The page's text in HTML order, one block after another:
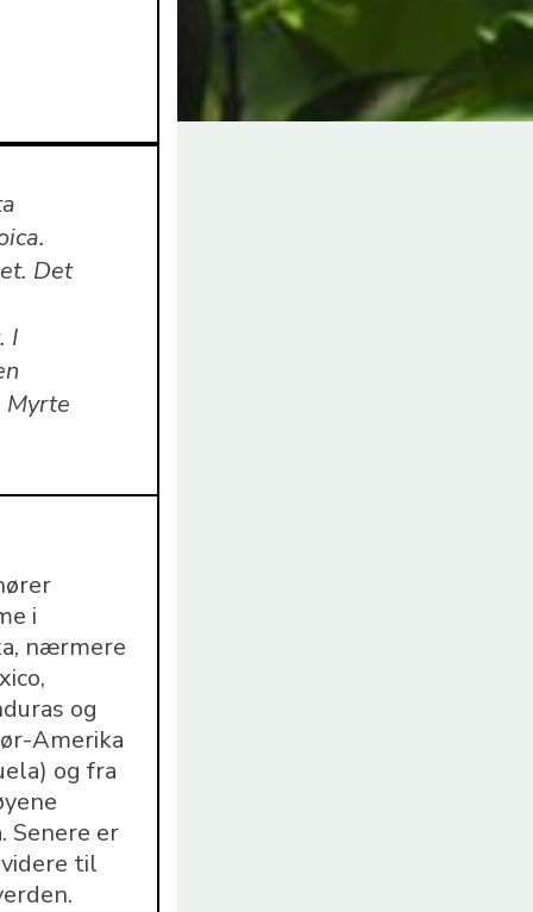
Det
I
Myrte
i
nærmere
og
Amerika
og fra
Senere er
til